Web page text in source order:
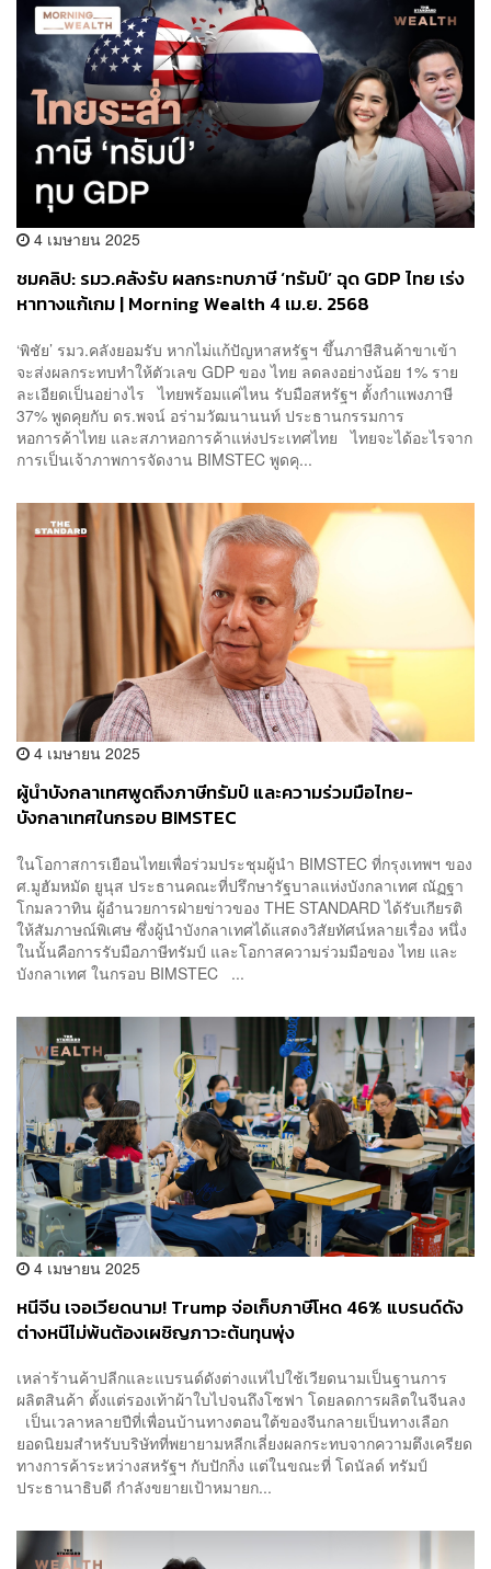
4 เมษายน 2025
ชมคลิป: รมว.คลังรับ ผลกระทบภาษี ‘ทรัมป์’ ฉุด GDP ไทย เร่ง
หาทางแก้เกม | Morning Wealth 4 เม.ย. 2568
‘พิชัย’ รมว.คลังยอมรับ หากไม่แก้ปัญหาสหรัฐฯ ขึ้นภาษีสินค้าขาเข้า
จะส่งผลกระทบทำให้ตัวเลข GDP ของ ไทย ลดลงอย่างน้อย 1% ราย
ละเอียดเป็นอย่างไร ไทยพร้อมแค่ไหน รับมือสหรัฐฯ ตั้งกำแพงภาษี
37% พูดคุยกับ ดร.พจน์ อร่ามวัฒนานนท์ ประธานกรรมการ
หอการค้าไทย และสภาหอการค้าแห่งประเทศไทย ไทยจะได้อะไรจาก
การเป็นเจ้าภาพการจัดงาน BIMSTEC พูดคุ...
4 เมษายน 2025
ผู้นำบังกลาเทศพูดถึงภาษีทรัมป์ และความร่วมมือไทย-
บังกลาเทศในกรอบ BIMSTEC
ในโอกาสการเยือนไทยเพื่อร่วมประชุมผู้นำ BIMSTEC ที่กรุงเทพฯ ของ
ศ.มูฮัมหมัด ยูนุส ประธานคณะที่ปรึกษารัฐบาลแห่งบังกลาเทศ ณัฏฐา
โกมลวาทิน ผู้อำนวยการฝ่ายข่าวของ THE STANDARD ได้รับเกียรติ
ให้สัมภาษณ์พิเศษ ซึ่งผู้นำบังกลาเทศได้แสดงวิสัยทัศน์หลายเรื่อง หนึ่ง
ในนั้นคือการรับมือภาษีทรัมป์ และโอกาสความร่วมมือของ ไทย และ
บังกลาเทศ ในกรอบ BIMSTEC ...
4 เมษายน 2025
หนีจีน เจอเวียดนาม! Trump จ่อเก็บภาษีโหด 46% แบรนด์ดัง
ต่างหนีไม่พ้นต้องเผชิญภาวะต้นทุนพุ่ง
เหล่าร้านค้าปลีกและแบรนด์ดังต่างแห่ไปใช้เวียดนามเป็นฐานการ
ผลิตสินค้า ตั้งแต่รองเท้าผ้าใบไปจนถึงโซฟา โดยลดการผลิตในจีนลง
เป็นเวลาหลายปีที่เพื่อนบ้านทางตอนใต้ของจีนกลายเป็นทางเลือก
ยอดนิยมสำหรับบริษัทที่พยายามหลีกเลี่ยงผลกระทบจากความตึงเครียด
ทางการค้าระหว่างสหรัฐฯ กับปักกิ่ง แต่ในขณะที่ โดนัลด์ ทรัมป์
ประธานาธิบดี กำลังขยายเป้าหมายก...